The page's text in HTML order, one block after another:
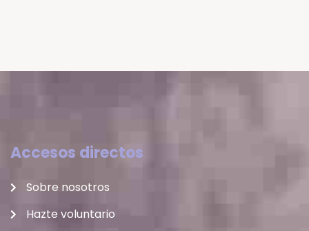
Accesos directos
Sobre nosotros
Hazte voluntario